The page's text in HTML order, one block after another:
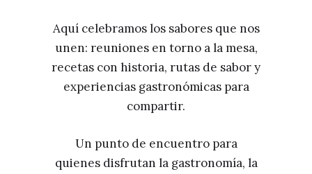
Aquí celebramos los sabores que nos
unen: reuniones en torno a la mesa,
recetas con historia, rutas de sabor y
experiencias gastronómicas para
compartir.
Un punto de encuentro para
quienes disfrutan la gastronomía, la